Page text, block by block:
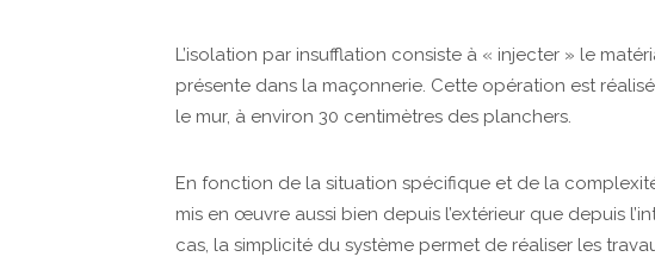
L’isolation par insufflation consiste à « injecter » le
présente dans la maçonnerie. Cette opération est
le mur, à environ 30 centimètres des planchers.
En fonction de la situation spécifique et de la
mis en œuvre aussi bien depuis l’extérieur que depuis
cas, la simplicité du système permet de réaliser les